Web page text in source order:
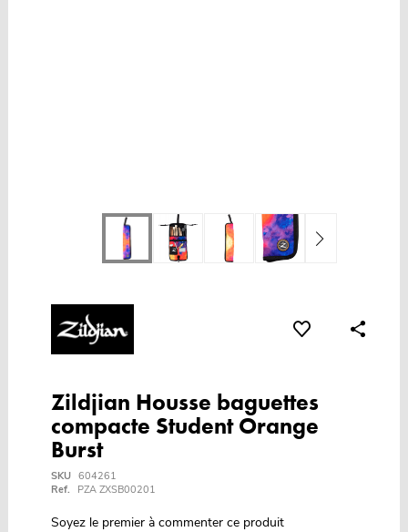
Zildjian Housse baguettes
compacte Student Orange
Burst
SKU 604261
Ref.
PZA ZXSB00201
Soyez le premier à commenter ce produit